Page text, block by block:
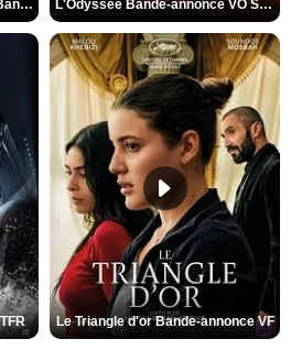
Spider-Man: Brand New Day Bande-annonce VO STFR L'Odyssée Bande-annonce VO STFR
Le Triangle d'or Bande-annonce VF